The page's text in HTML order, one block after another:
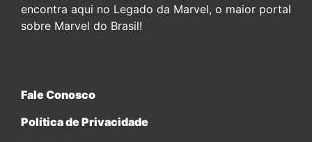
encontra aqui no Legado da Marvel, o maior portal
sobre Marvel do Brasil!
Fale Conosco
Política de Privacidade